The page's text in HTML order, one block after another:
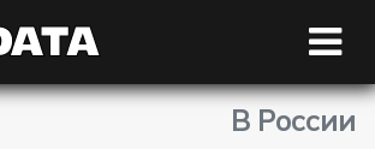
В России